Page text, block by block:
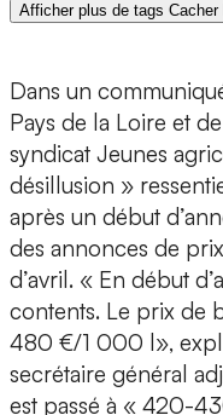
Afficher plus de tags Cacher
Dans un
Pays de la Loire et
syndicat Jeunes
désillusion »
après un début
des annonces de
d’avril. « En début
contents. Le prix de
480 €/1 000 l»,
secrétaire général
est passé à « 420-